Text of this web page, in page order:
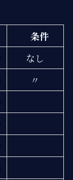
条件
なし
〃